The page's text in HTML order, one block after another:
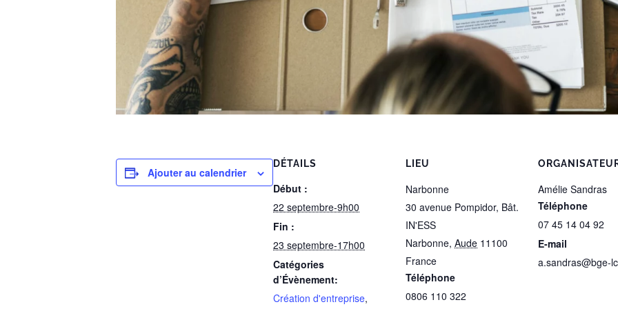
Ajouter au calendrier
DÉTAILS
Début :
22 septembre-9h00
Fin :
23 septembre-17h00
Catégories
d’Évènement:
Création d'entreprise,
LIEU
Narbonne
30 avenue Pompidor, Bât.
IN'ESS
Narbonne, Aude 11100
France
Téléphone
0806 110 322
Amélie Sandras
Téléphone
07 45 14 04 92
E-mail
a.sandras@bge-